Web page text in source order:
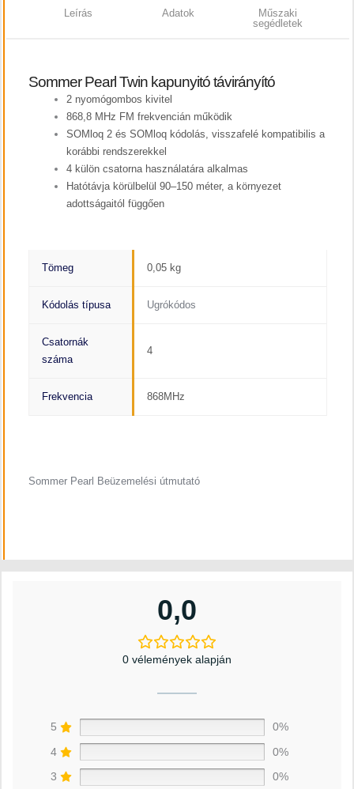
Leírás Adatok
Műszaki
segédletek
Sommer Pearl Twin kapunyitó távirányító
2 nyomógombos kivitel
868,8 MHz FM frekvencián működik
SOMloq 2 és SOMloq kódolás, visszafelé kompatibilis a
korábbi rendszerekkel
4 külön csatorna használatára alkalmas
Hatótávja körülbelül 90–150 méter, a környezet
adottságaitól függően
Tömeg 0,05 kg
Kódolás típusa Ugrókódos
Csatornák
száma
4
Frekvencia 868MHz
Sommer Pearl Beüzemelési útmutató
0,0
0 vélemények alapján
5
0%
4
0%
3
0%